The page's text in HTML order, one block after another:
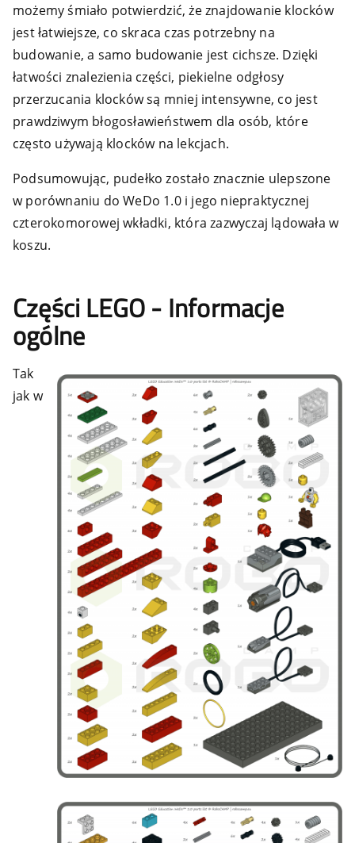
możemy śmiało potwierdzić, że znajdowanie klocków
jest łatwiejsze, co skraca czas potrzebny na
budowanie, a samo budowanie jest cichsze. Dzięki
łatwości znalezienia części, piekielne odgłosy
przerzucania klocków są mniej intensywne, co jest
prawdziwym błogosławieństwem dla osób, które
często używają klocków na lekcjach.
Podsumowując, pudełko zostało znacznie ulepszone
w porównaniu do WeDo 1.0 i jego niepraktycznej
czterokomorowej wkładki, która zazwyczaj lądowała w
koszu.
Części LEGO - Informacje
ogólne
Tak
jak w